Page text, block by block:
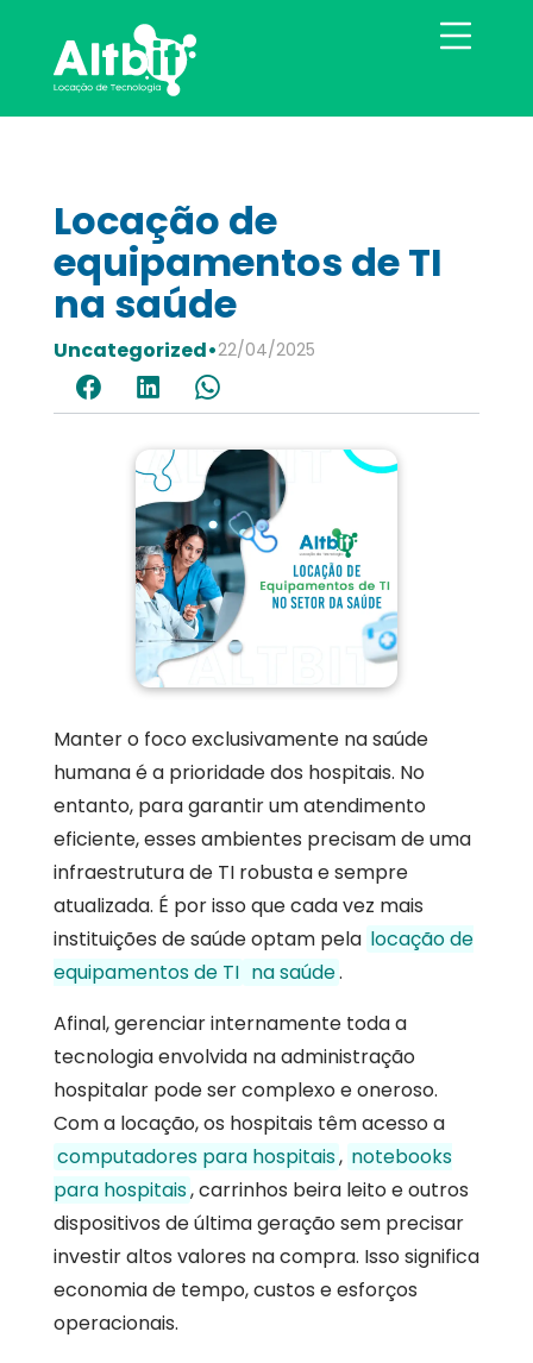
Locação de
equipamentos de TI
na saúde
Uncategorized•22/04/2025
Manter o foco exclusivamente na saúde
humana é a prioridade dos hospitais. No
entanto, para garantir um atendimento
eficiente, esses ambientes precisam de uma
infraestrutura de TI robusta e sempre
atualizada. É por isso que cada vez mais
instituições de saúde optam pela locação de
equipamentos de TI na saúde.
Afinal, gerenciar internamente toda a
tecnologia envolvida na administração
hospitalar pode ser complexo e oneroso.
Com a locação, os hospitais têm acesso a
computadores para hospitais, notebooks
para hospitais, carrinhos beira leito e outros
dispositivos de última geração sem precisar
investir altos valores na compra. Isso significa
economia de tempo, custos e esforços
operacionais.